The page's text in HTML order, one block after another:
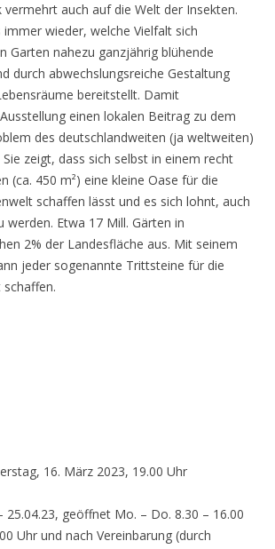
vermehrt auch auf die Welt der Insekten.
wieder, welche Vielfalt sich
Garten nahezu ganzjährig blühende
durch abwechslungsreiche Gestaltung
bereitstellt. Damit
einen lokalen Beitrag zu dem
des deutschlandweiten (ja weltweiten)
zeigt, dass sich selbst in einem recht
(ca. 450 m²) eine kleine Oase für die
schaffen lässt und es sich lohnt, auch
werden. Etwa 17 Mill. Gärten in
2% der Landesfläche aus. Mit seinem
jeder sogenannte Trittsteine für die
16. März 2023, 19.00 Uhr
25.04.23, geöffnet Mo. – Do. 8.30 – 16.00
Uhr und nach Vereinbarung (durch